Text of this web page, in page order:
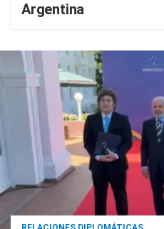
Argentina